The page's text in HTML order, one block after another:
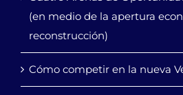
(en medio de la apertura
reconstrucción)
Cómo competir en la nueva